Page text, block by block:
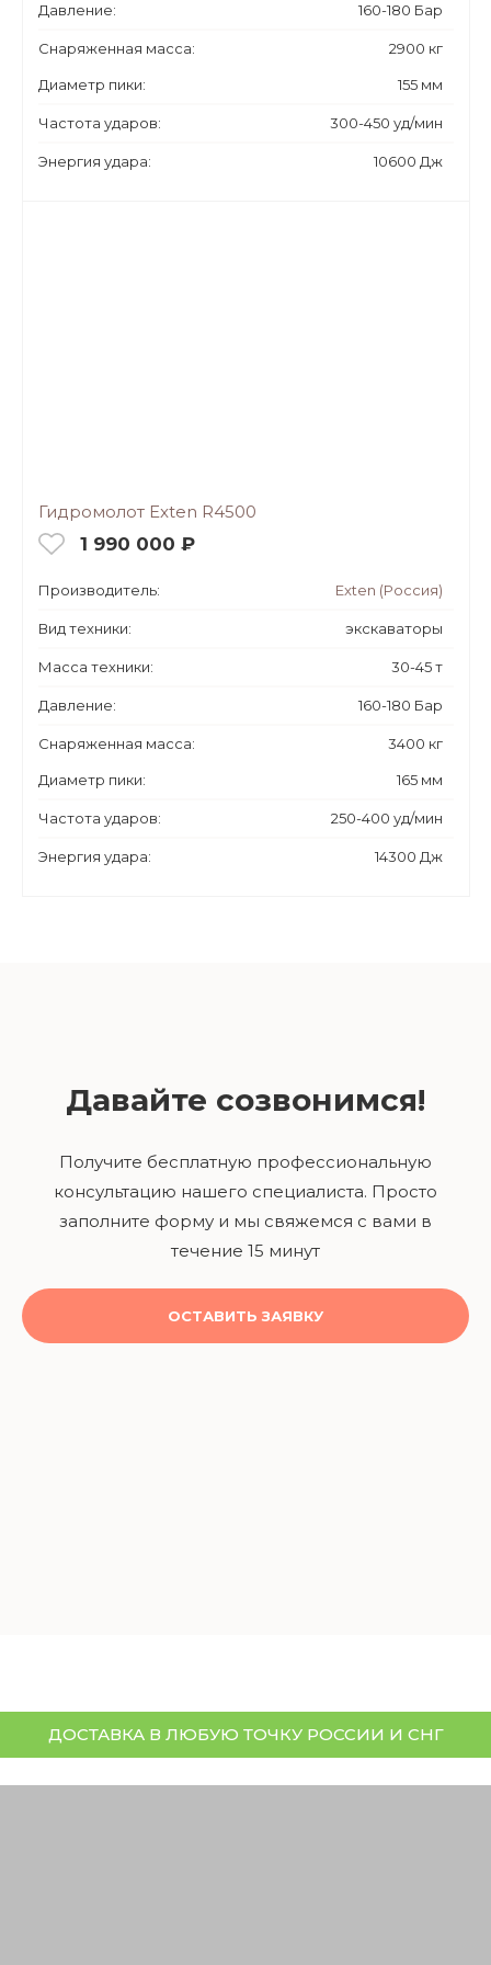
Давление: 160-180 Бар
Снаряженная масса: 2900 кг
Диаметр пики: 155 мм
Частота ударов: 300-450 уд/мин
Энергия удара: 10600 Дж
Гидромолот Exten R4500
1 990 000 ₽
Производитель: Exten (Россия)
Вид техники: экскаваторы
Масса техники: 30-45 т
Давление: 160-180 Бар
Снаряженная масса: 3400 кг
Диаметр пики: 165 мм
Частота ударов: 250-400 уд/мин
Энергия удара: 14300 Дж
Давайте созвонимся!
Получите бесплатную профессиональную
консультацию нашего специалиста. Просто
заполните форму и мы свяжемся с вами в
течение 15 минут
ОСТАВИТЬ ЗАЯВКУ
ДОСТАВКА В ЛЮБУЮ ТОЧКУ РОССИИ И СНГ